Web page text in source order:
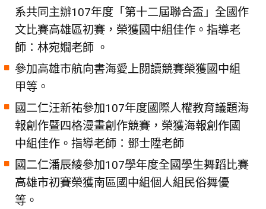
系共同主辦107年度「第十二屆聯合盃」全國作
文比賽高雄區初賽，榮獲國中組佳作。指導老
師：林宛嫺老師 。
參加高雄市航向書海愛上閱讀競賽榮獲國中組
甲等。
國二仁汪新祐參加107年度國際人權教育議題海
報創作暨四格漫畫創作競賽，榮獲海報創作國
中組佳作。指導老師：鄧士陞老師
國二仁潘辰綾參加107學年度全國學生舞蹈比賽
高雄市初賽榮獲南區國中組個人組民俗舞優
等。